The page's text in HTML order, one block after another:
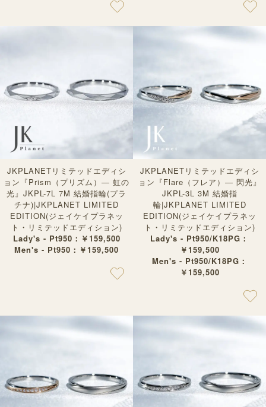
JKPLANETリミテッドエディシ
ョン『Prism（プリズム）— 虹の
光』JKPL-7L 7M 結婚指輪(プラ
チナ)|JKPLANET LIMITED
EDITION(ジェイケイプラネッ
ト・リミテッドエディション)
Lady's - Pt950：￥159,500
Men's - Pt950：￥159,500
JKPLANETリミテッドエディシ
ョン『Flare（フレア）— 閃光』
JKPL-3L 3M 結婚指
輪|JKPLANET LIMITED
EDITION(ジェイケイプラネッ
ト・リミテッドエディション)
Lady's - Pt950/K18PG：
￥159,500
Men's - Pt950/K18PG：
￥159,500